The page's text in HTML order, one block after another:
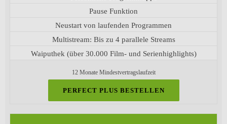
Pause Funktion
Neustart von laufenden Programmen
Multistream: Bis zu 4 parallele Streams
Waiputhek (über 30.000 Film- und Serienhighlights)
12 Monate Mindestvertragslaufzeit
PERFECT PLUS BESTELLEN